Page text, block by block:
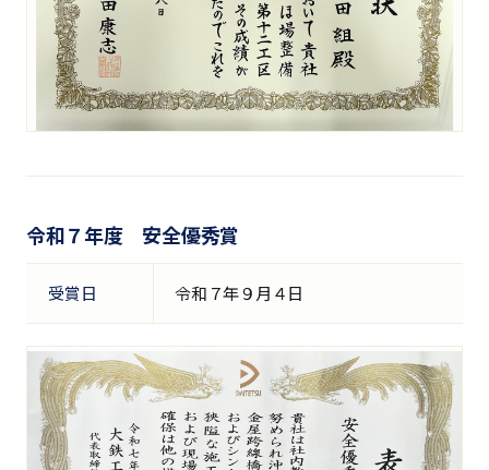
令和７年度 安全優秀賞
受賞日 令和７年９月４日